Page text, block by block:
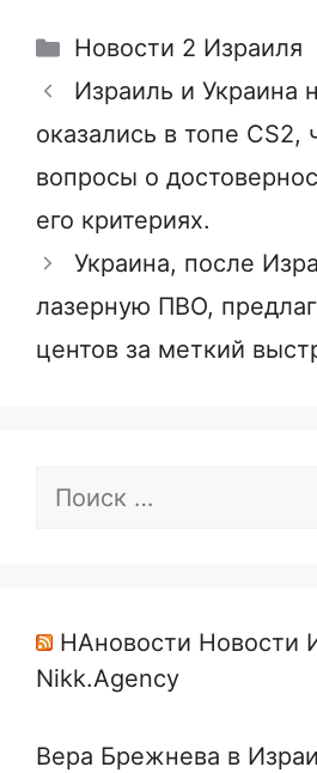
Рубрики
Новости 2 Израиля
Израиль и Украина
оказались в топе CS2,
вопросы о
его критериях.
Украина, после
лазерную ПВО,
центов за меткий
Поиск:
НАновости Новости
Nikk.Agency
Вера Брежнева в